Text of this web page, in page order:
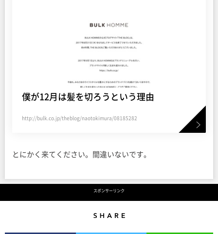
僕が12月は髪を切ろうという理由
http://bulk.co.jp/theblog/naotokimura/08185282
とにかく来てください。間違いないです。
スポンサーリンク